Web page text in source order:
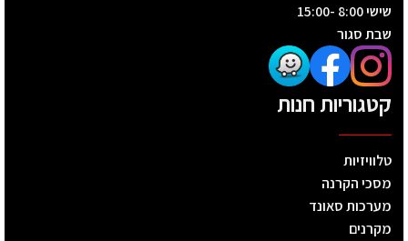
שישי 8:00 -15:00
שבת סגור
קטגוריות חנות
טלוויזיות
מסכי הקרנה
מערכות סאונד
מקרנים